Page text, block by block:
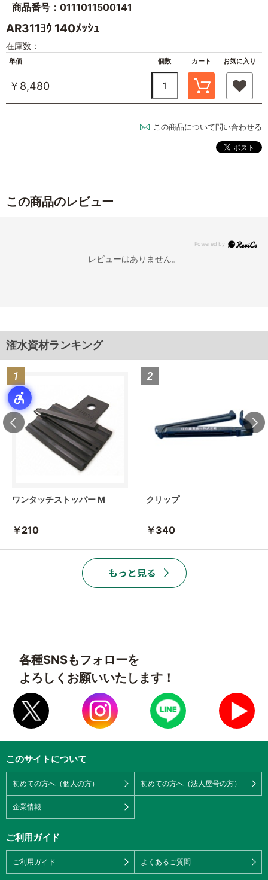
商品番号：0111011500141
AR311ﾖｳ 140ﾒｯｼｭ
在庫数：
単価 個数 カート お気に入り
￥8,480
この商品について問い合わせる
この商品のレビュー
レビューはありません。
潅水資材ランキング
ワンタッチストッパー M
￥210
クリップ
￥340
各種SNSもフォローを
よろしくお願いいたします！
このサイトについて
初めての方へ（個人の方） 初めての方へ（法人屋号の方）
企業情報
ご利用ガイド
ご利用ガイド よくあるご質問